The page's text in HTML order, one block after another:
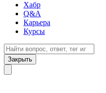
Хабр
Q&A
Карьера
Курсы
Закрыть